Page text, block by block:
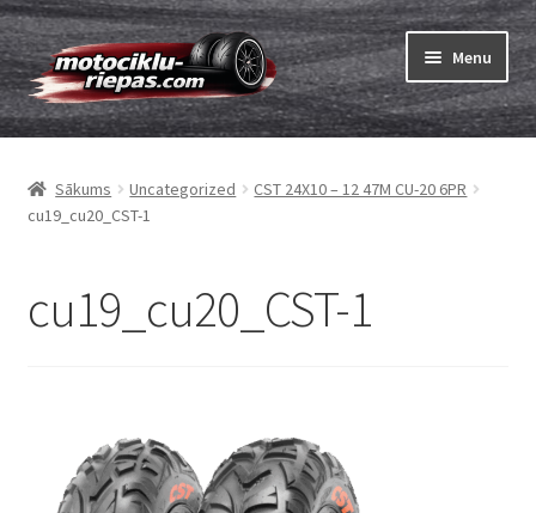
Skip
to
navigation
Skip
to
content
Menu
Riepas
Expand
menu
Kameras
Expand
Viss par riepām
Sākums Uncategorized
CST 24X10 – 12 47M CU-20 6PR
cu19_cu20_CST-1
cu19_cu20_CST-1